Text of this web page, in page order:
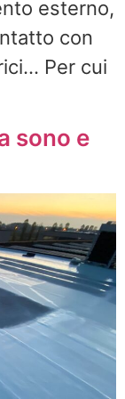
esterno,
con
Per cui
sono e